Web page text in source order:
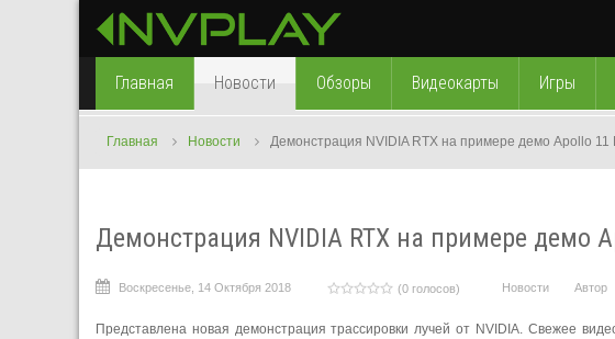
Главная Новости Обзоры Видеокарты Игры
Главная Новости Демонстрация NVIDIA RTX на примере демо Apollo 11
Демонстрация NVIDIA RTX на примере демо
Воскресенье, 14 Октября 2018 (0 голосов) Новости Автор
Представлена новая демонстрация трассировки лучей от NVIDIA. Свежее